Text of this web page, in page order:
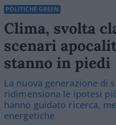
POLITICHE GREEN
Clima, svolta
scenari
stanno in piedi
La nuova generazione di
ridimensiona le ipotesi
hanno guidato ricerca,
energetiche